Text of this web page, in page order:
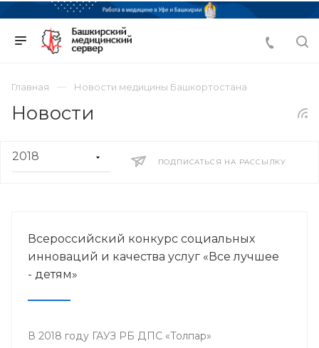
Главная Новости медицины Башкортостана
Новости
ПОДПИСАТЬСЯ НА РАССЫЛКУ
Всероссийский конкурс социальных
инноваций и качества услуг «Все лучшее
- детям»
В 2018 году ГАУЗ РБ ДПС «Толпар»